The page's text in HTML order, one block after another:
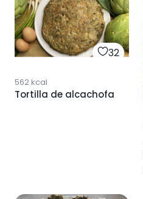
32
562kcal
Tortilla de alcachofa